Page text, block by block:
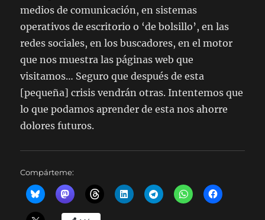
medios de comunicación, en sistemas
operativos de escritorio o ‘de bolsillo’, en las
redes sociales, en los buscadores, en el motor
que nos muestra las páginas web que
visitamos… Seguro que después de esta
[pequeña] crisis vendrán otras. Intentemos que
lo que podamos aprender de esta nos ahorre
dolores futuros.
Compárteme: